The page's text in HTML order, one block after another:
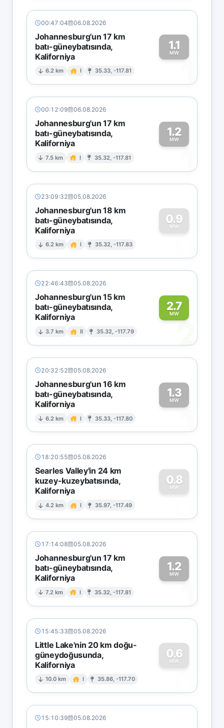
00:47:04 06.08.2026
Johannesburg'un 17 km
batı-güneybatısında,
Kaliforniya
6.2 km I 35.33, -117.81
1.1
MW
1
00:12:09 06.08.2026
Johannesburg'un 17 km
batı-güneybatısında,
Kaliforniya
7.5 km I 35.32, -117.81
1.2
MW
1
23:09:32 05.08.2026
Johannesburg'un 18 km
batı-güneybatısında,
Kaliforniya
6.2 km I 35.32, -117.83
0.9
MW
0
22:46:43 05.08.2026
Johannesburg'un 15 km
batı-güneybatısında,
Kaliforniya
3.7 km II 35.32, -117.79
2.7
MW
2
20:32:52 05.08.2026
Johannesburg'un 16 km
batı-güneybatısında,
Kaliforniya
6.2 km I 35.33, -117.80
1.3
MW
1
18:20:55 05.08.2026
Searles Valley'in 24 km
kuzey-kuzeybatısında,
Kaliforniya
4.2 km I 35.97, -117.49
0.8
MW
0
17:14:08 05.08.2026
Johannesburg'un 17 km
batı-güneybatısında,
Kaliforniya
7.2 km I 35.32, -117.81
1.2
MW
1
15:45:33 05.08.2026
Little Lake'nin 20 km doğu-
güneydoğusunda,
Kaliforniya
10.0 km I 35.86, -117.70
0.6
MW
0
15:10:39 05.08.2026